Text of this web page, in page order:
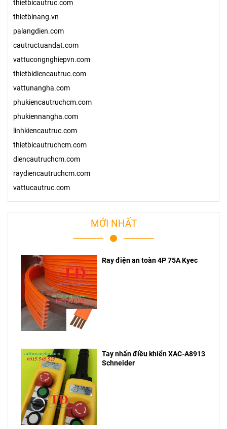
thietbicautruc.com
thietbinang.vn
palangdien.com
cautructuandat.com
vattucongnghiepvn.com
thietbidiencautruc.com
vattunangha.com
phukiencautruchcm.com
phukiennangha.com
linhkiencautruc.com
thietbicautruchcm.com
diencautruchcm.com
raydiencautruchcm.com
vattucautruc.com
MỚI NHẤT
Ray điện an toàn 4P 75A Kyec
Tay nhấn điều khiển XAC-A8913
Schneider